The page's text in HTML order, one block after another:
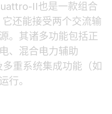
II也是一款组合
还能接受两个交流输
。其诸多功能包括正
、混合电力辅助
多重系统集成功能（如
行。